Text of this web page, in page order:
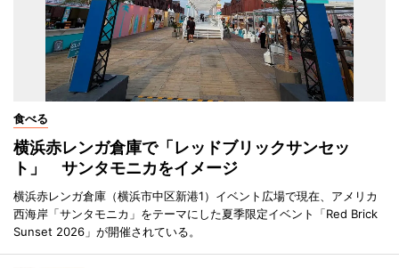
食べる
横浜赤レンガ倉庫で「レッドブリックサンセッ
ト」 サンタモニカをイメージ
横浜赤レンガ倉庫（横浜市中区新港1）イベント広場で現在、アメリカ
西海岸「サンタモニカ」をテーマにした夏季限定イベント「Red Brick
Sunset 2026」が開催されている。